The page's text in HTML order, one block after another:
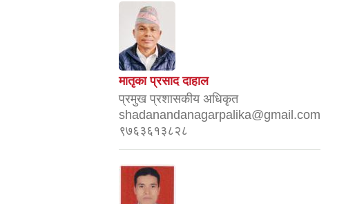
मातृका प्रसाद दाहाल
प्रमुख प्रशासकीय अधिकृत
shadanandanagarpalika@gmail.com
९७६३६१३८२८